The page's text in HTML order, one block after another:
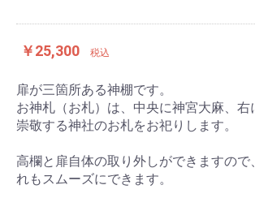
￥25,300 税込
扉が三箇所ある神棚です。
お神札（お札）は、中央に神宮大麻、右
崇敬する神社のお札をお祀りします。
高欄と扉自体の取り外しができますので
れもスムーズにできます。